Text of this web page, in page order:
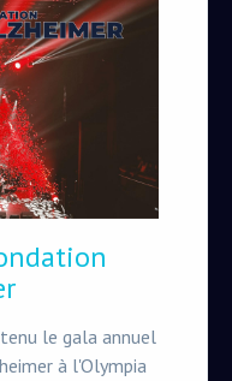
le gala annuel
à l'Olympia